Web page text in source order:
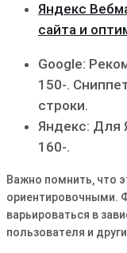
Яндекс
сайта и
Google:
150-.
строки.
Яндекс: Для
160-.
Важно помнить‚ что
ориентировочными.
варьироваться в
пользователя и